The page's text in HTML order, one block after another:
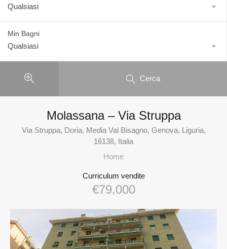
Qualsiasi
Min Bagni
Qualsiasi
Cerca
Molassana – Via Struppa
Via Struppa, Doria, Media Val Bisagno, Genova, Liguria,
16138, Italia
Home
Curriculum vendite
€79,000